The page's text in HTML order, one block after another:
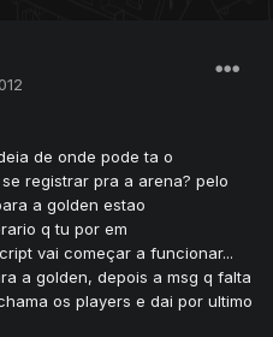
de onde pode ta o
registrar pra a arena? pelo
a golden estao
q tu por em
vai começar a funcionar...
a golden, depois a msg q falta
os players e dai por ultimo